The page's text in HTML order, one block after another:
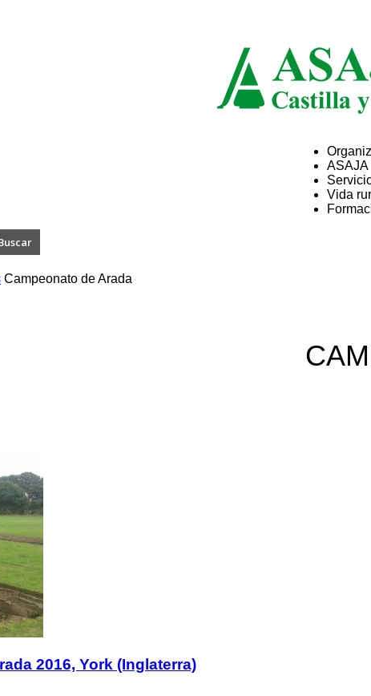
ASAJA
ASAJA
Vida
Campeonato de Arada
2016, York (Inglaterra)